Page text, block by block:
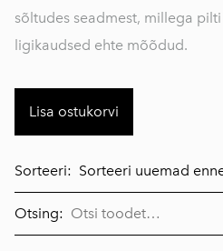
sõltudes seadmest, millega
ligikaudsed ehte mõõdud.
Lisa ostukorvi
Sorteeri:
Otsing: